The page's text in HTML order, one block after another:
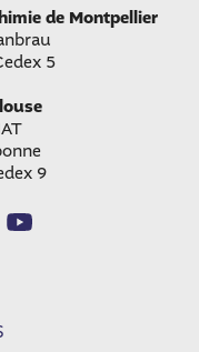
de Montpellier
5
9